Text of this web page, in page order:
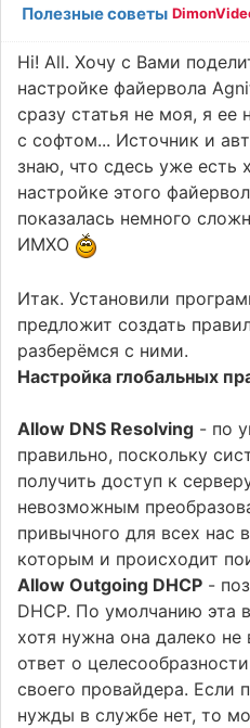
Полезные советы
Hi! All. Хочу с Вами
настройке файервола
сразу статья не моя, я ее
с софтом... Источник и
знаю, что сдесь уже есть
настройке этого
показалась немного
ИМХО
Итак. Установили
предложит создать
разберёмся с ними.
Настройка глобальных
Allow DNS Resolving - по
правильно, поскольку
получить доступ к
невозможным
привычного для всех нас
которым и происходит
Allow Outgoing DHCP -
DHCP. По умолчанию эта
хотя нужна она далеко
ответ о
своего провайдера. Если
нужды в службе нет, то